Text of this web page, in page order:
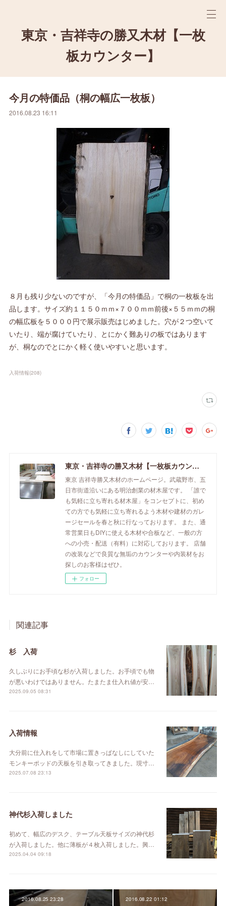
東京・吉祥寺の勝又木材【一枚
板カウンター】
今月の特価品（桐の幅広一枚板）
2016.08.23 16:11
８月も残り少ないのですが、「今月の特価品」で桐の一枚板を出
品します。サイズ約１１５０ｍｍ×７００ｍｍ前後×５５ｍｍの桐
の幅広板を５０００円で展示販売はじめました。穴が２つ空いて
いたり、端が腐けていたり、とにかく難ありの板ではあります
が、桐なのでとにかく軽く使いやすいと思います。
入荷情報(208)
東京・吉祥寺の勝又木材【一枚板カウンター】
東京 吉祥寺勝又木材のホームページ。武蔵野市、五
日市街道沿いにある明治創業の材木屋です。 「誰で
も気軽に立ち寄れる材木屋」をコンセプトに、初め
ての方でも気軽に立ち寄れるよう木材や建材のガレ
ージセールを春と秋に行なっております。 また、通
常営業日もDIYに使える木材や合板など、一般の方
への小売・配送（有料）に対応しております。 店舗
の改装などで良質な無垢のカウンターや内装材をお
探しのお客様はぜひ。
フォロー
関連記事
杉 入荷
久しぶりにお手頃な杉が入荷しました。お手頃でも物
が悪いわけではありません。たまたま仕入れ値が安…
2025.09.05 08:31
入荷情報
大分前に仕入れをして市場に置きっぱなしにしていた
モンキーポッドの天板を引き取ってきました。現寸…
2025.07.08 23:13
神代杉入荷しました
初めて、幅広のデスク、テーブル天板サイズの神代杉
が入荷しました。他に薄板が４枚入荷しました。興…
2025.04.04 09:18
2016.08.25 23:28 2016.08.22 01:12